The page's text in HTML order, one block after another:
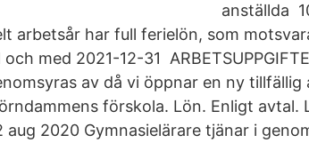
anställda
arbetsår har full ferielön, som
och med 2021-12-31
av då vi öppnar en ny
förskola. Lön. Enligt
aug 2020 Gymnasielärare tjänar i